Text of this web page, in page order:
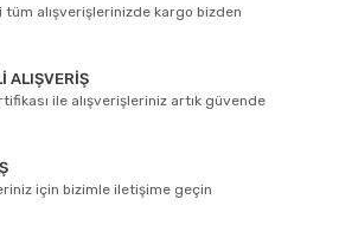
tüm alışverişlerinizde kargo bizden
ALIŞVERİŞ
ile alışverişleriniz artık güvende
için bizimle iletişime geçin